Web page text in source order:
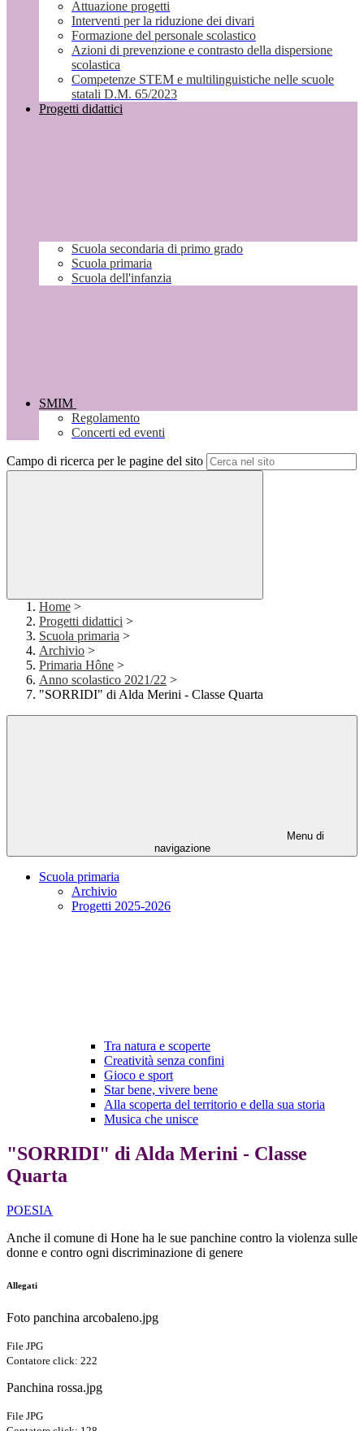
Attuazione progetti
Interventi per la riduzione dei divari
Formazione del personale scolastico
Azioni di prevenzione e contrasto della dispersione
scolastica
Competenze STEM e multilinguistiche nelle scuole
statali D.M. 65/2023
Progetti didattici
Scuola secondaria di primo grado
Scuola primaria
Scuola dell'infanzia
SMIM
Regolamento
Concerti ed eventi
Campo di ricerca per le pagine del sito
Home >
Progetti didattici >
Scuola primaria >
Archivio >
Primaria Hône >
Anno scolastico 2021/22 >
"SORRIDI" di Alda Merini - Classe Quarta
Menu di
navigazione
Scuola primaria
Archivio
Progetti 2025-2026
Tra natura e scoperte
Creatività senza confini
Gioco e sport
Star bene, vivere bene
Alla scoperta del territorio e della sua storia
Musica che unisce
"SORRIDI" di Alda Merini - Classe
Quarta
POESIA
Anche il comune di Hone ha le sue panchine contro la violenza sulle
donne e contro ogni discriminazione di genere
Allegati
Foto panchina arcobaleno.jpg
File JPG
Contatore click: 222
Panchina rossa.jpg
File JPG